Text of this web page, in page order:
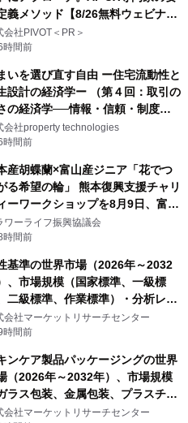
義メソッド【8/26無料ウェビナ
株式会社PIVOT
会社PIVOT＜PR＞
時間前
いを選び直す自由 ー住宅流動性と
設計の経済学ー （第４回：取引の
の経済学──情報・信頼・制度を
はどう組み替えるか）｜
Lab
会社property technologies
時間前
産胡蝶蘭×富山産ジニア「花でつ
る希望の輪」 熊本復興支援チャリ
ーワークショップを8月9日、富
射水で開催
ワーライフ振興協議会
時間前
基準の世界市場（2026年～2032
、市場規模（国家標準、一級標
二級標準、作業標準）・分析レポ
を発表
会社マーケットリサーチセンター
時間前
ンケア製品パッケージングの世界
（2026年～2032年）、市場規模
ラス包装、金属包装、プラスチッ
装、その他）・分析レポートを発
会社マーケットリサーチセンター